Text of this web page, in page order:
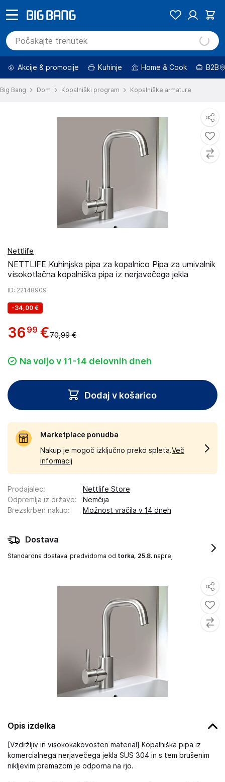
Akcije & promocije Kuhinje Home & Cook B2B
Big Bang Dom Kopalniški program Kopalniške armature
Opis izdelka
[Vzdržljiv in visokokakovosten material] Kopalniška pipa iz
komercialnega nerjavečega jekla SUS 304 in s tem brušenim
nikljevim premazom je odporna na rjo.
Nettlife
NETTLIFE Kuhinjska pipa za kopalnico Pipa za umivalnik
visokotlačna kopalniška pipa iz nerjavečega jekla
ID: 22148909
-34,00 €
36 99 €70,99 €
Na voljo v 11-14 delovnih dneh
Dodaj v košarico
Marketplace ponudba
Nakup je mogoč izključno preko spleta.Več
informacij
Prodajalec:
Nettlife Store
Odpremlja iz države:
Nemčija
Brezskrben nakup: Možnost vračila v 14 dneh
Dostava
Standardna dostava predvidoma od torka, 25.8. naprej